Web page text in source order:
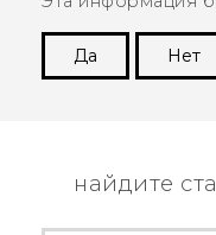
Да
Нет
найдите